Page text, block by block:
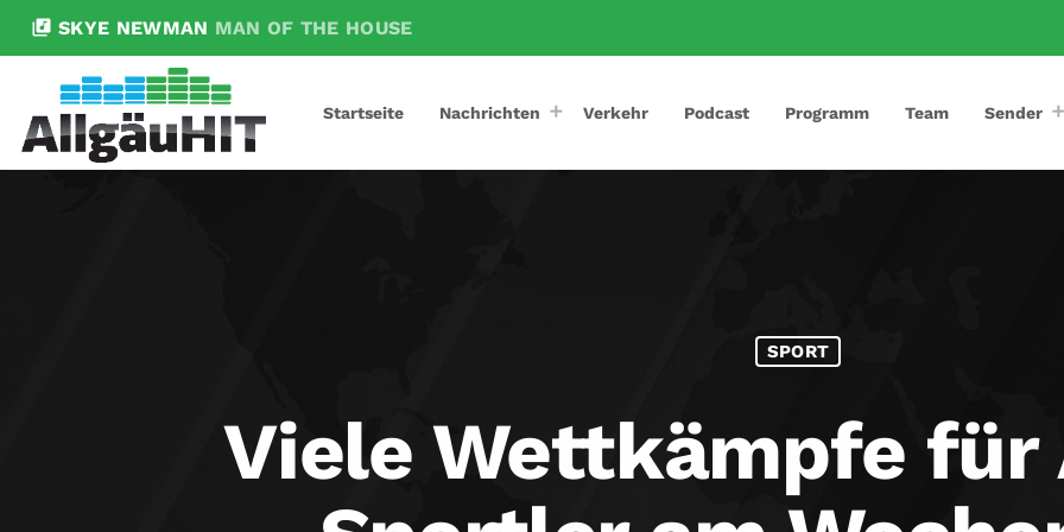
library_music SKYE NEWMAN MAN OF THE HOUSE
Startseite Nachrichten Verkehr Podcast Programm Team Sender
SPORT
Viele Wettkämpfe für